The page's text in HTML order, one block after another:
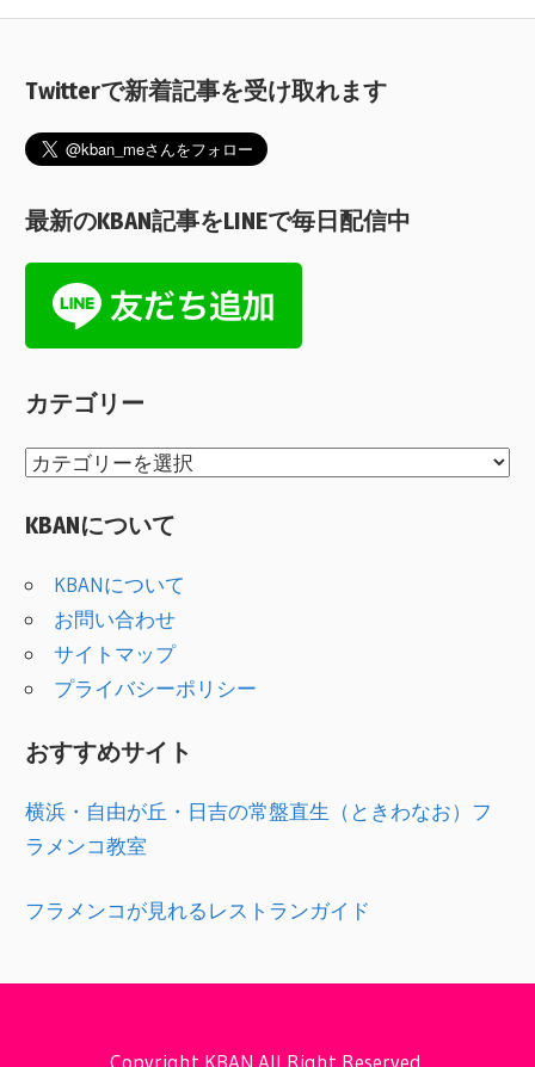
Twitterで新着記事を受け取れます
最新のKBAN記事をLINEで毎日配信中
カテゴリー
カ
ゴ
KBANについて
KBANについて
お問い合わせ
サイトマップ
プライバシーポリシー
おすすめサイト
横浜・自由が丘・日吉の常盤直生（ときわなお）フ
ラメンコ教室
フラメンコが見れるレストランガイド
Copyright KBAN.All Right Reserved.